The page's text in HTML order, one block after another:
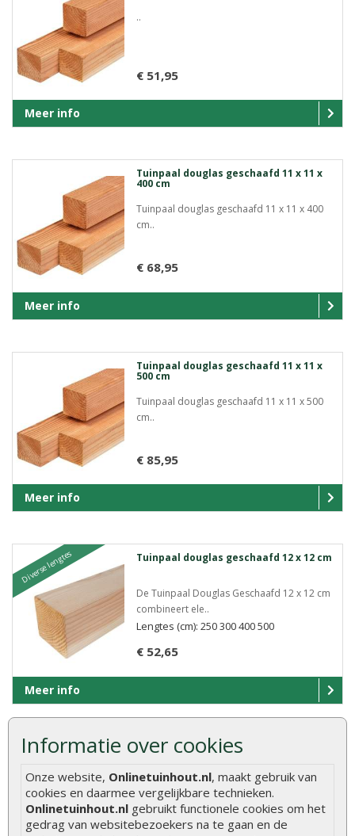
Informatie over cookies
Onze website, Onlinetuinhout.nl, maakt gebruik van
cookies en daarmee vergelijkbare technieken.
Onlinetuinhout.nl gebruikt functionele cookies om het
gedrag van websitebezoekers na te gaan en de
..
€ 51,95
Meer info
Tuinpaal douglas geschaafd 11 x 11 x
400 cm
Tuinpaal douglas geschaafd 11 x 11 x 400
cm..
€ 68,95
Meer info
Tuinpaal douglas geschaafd 11 x 11 x
500 cm
Tuinpaal douglas geschaafd 11 x 11 x 500
cm..
€ 85,95
Meer info
Diverse lengtes Tuinpaal douglas geschaafd 12 x 12 cm
De Tuinpaal Douglas Geschaafd 12 x 12 cm
combineert ele..
€ 52,65
Lengtes (cm): 250 300 400 500
Meer info
Tuinpaal douglas geschaafd 12 x 12 x
Deze Douglas Geschaafd Tuinpaal 12 x 12 x
250 cm biedt ..